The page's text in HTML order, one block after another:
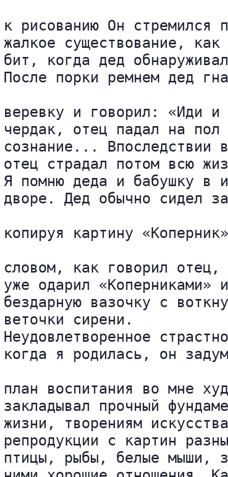
к рисованию Он
жалкое существование,
бит, когда дед
После порки ремнем дед
веревку и говорил: «Иди
чердак, отец падал на
сознание... Впоследствии
отец страдал потом всю
Я помню деда и бабушку в
дворе. Дед обычно сидел
копируя картину
словом, как говорил
уже одарил
бездарную вазочку с
веточки сирени.
Неудовлетворенное
когда я родилась, он
план воспитания во мне
закладывал прочный
жизни, творениям
репродукции с картин
птицы, рыбы, белые мыши,